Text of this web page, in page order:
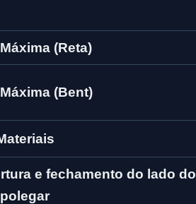
(Reta)
(Bent)
e fechamento do lado do
polegar